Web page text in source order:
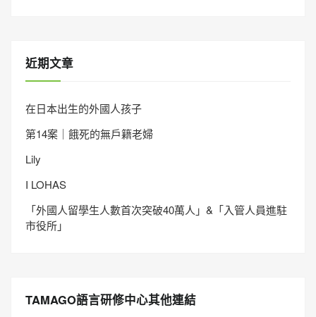
近期文章
在日本出生的外國人孩子
第14案｜餓死的無戶籍老婦
Lily
I LOHAS
「外國人留學生人數首次突破40萬人」&「入管人員進駐
市役所」
TAMAGO語言研修中心其他連結